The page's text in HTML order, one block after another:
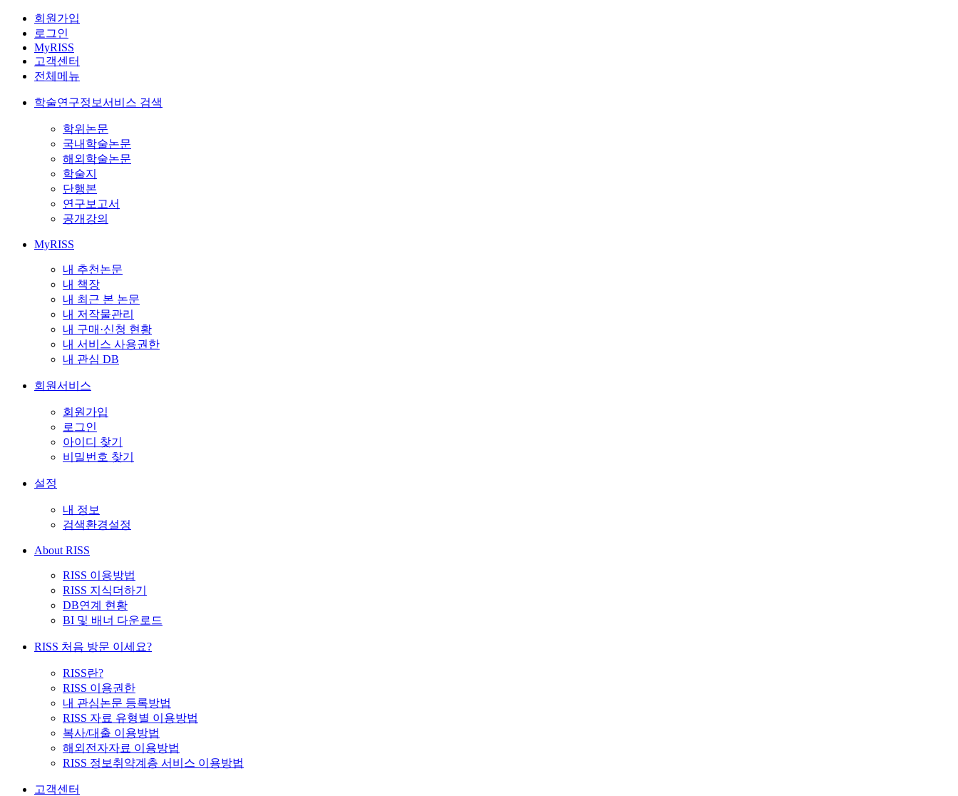
회원가입
로그인
MyRISS
고객센터
전체메뉴
학술연구정보서비스 검색
학위논문
국내학술논문
해외학술논문
학술지
단행본
연구보고서
공개강의
MyRISS
내 추천논문
내 책장
내 최근 본 논문
내 저작물관리
내 구매·신청 현황
내 서비스 사용권한
내 관심 DB
회원서비스
회원가입
로그인
아이디 찾기
비밀번호 찾기
설정
내 정보
검색환경설정
About RISS
RISS 이용방법
RISS 지식더하기
DB연계 현황
BI 및 배너 다운로드
RISS 처음 방문 이세요?
RISS란?
RISS 이용권한
내 관심논문 등록방법
RISS 자료 유형별 이용방법
복사/대출 이용방법
해외전자자료 이용방법
RISS 정보취약계층 서비스 이용방법
고객센터